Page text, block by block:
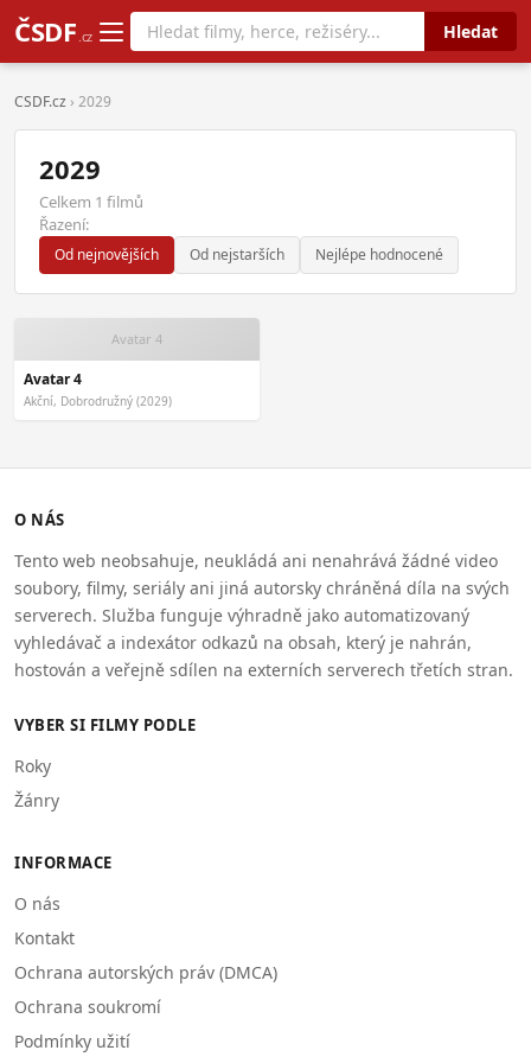
ČSDF .cz Hledat
CSDF.cz › 2029
2029
Celkem 1 filmů
Řazení:
Od nejnovějších Od nejstarších Nejlépe hodnocené
Avatar 4
Avatar 4
Akční, Dobrodružný (2029)
O NÁS
Tento web neobsahuje, neukládá ani nenahrává žádné video
soubory, filmy, seriály ani jiná autorsky chráněná díla na svých
serverech. Služba funguje výhradně jako automatizovaný
vyhledávač a indexátor odkazů na obsah, který je nahrán,
hostován a veřejně sdílen na externích serverech třetích stran.
VYBER SI FILMY PODLE
Roky
Žánry
INFORMACE
O nás
Kontakt
Ochrana autorských práv (DMCA)
Ochrana soukromí
Podmínky užití